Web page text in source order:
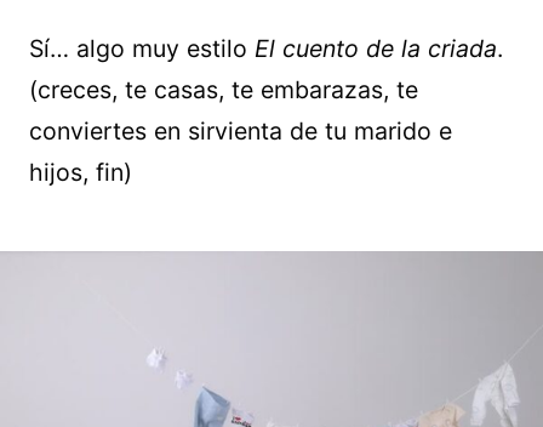
Sí… algo muy estilo El cuento de la criada.
(creces, te casas, te embarazas, te
conviertes en sirvienta de tu marido e
hijos, fin)